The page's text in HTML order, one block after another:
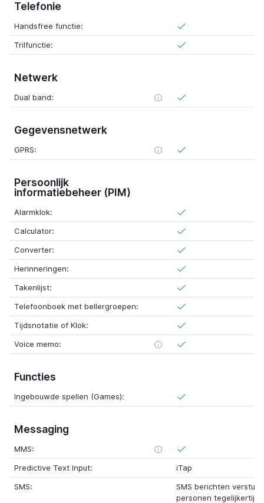
Telefonie
Handsfree functie:
Trilfunctie:
Netwerk
Dual band:
Gegevensnetwerk
GPRS:
Persoonlijk
informatiebeheer (PIM)
Alarmklok:
Calculator:
Converter:
Herinneringen:
Takenlijst:
Telefoonboek met bellergroepen:
Tijdsnotatie of Klok:
Voice memo:
Functies
Ingebouwde spellen (Games):
Messaging
MMS:
Predictive Text Input:
iTap
SMS:
SMS berichten
personen tegelijkertijd,